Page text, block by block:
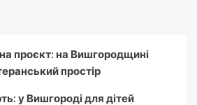
проєкт: на Вишгородщині
простір
у Вишгороді для дітей